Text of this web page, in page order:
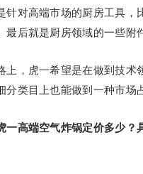
针对高端市场的厨房工具，
最后就是厨房领域的一些附
上，虎一希望是在做到技术
分类目上也能做到一种市场
一高端空气炸锅定价多少？